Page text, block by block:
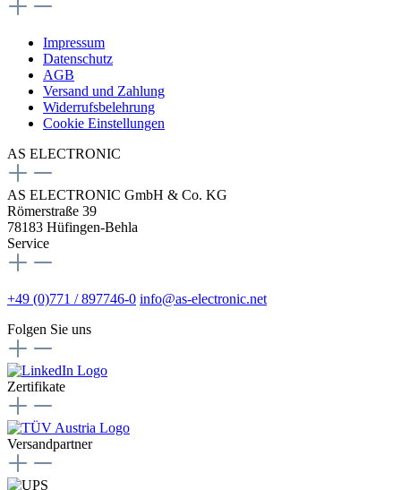
Impressum
Datenschutz
AGB
Versand und Zahlung
Widerrufsbelehrung
Cookie Einstellungen
AS ELECTRONIC
AS ELECTRONIC GmbH & Co. KG
Römerstraße 39
78183 Hüfingen-Behla
Service
+49 (0)771 / 897746-0 info@as-electronic.net
Folgen Sie uns
Zertifikate
Versandpartner